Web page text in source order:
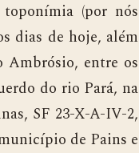
(por nós
dias de hoje, além
Ambrósio, entre os
do rio Pará, na
SF 23-X-A-IV-2,
de Pains e